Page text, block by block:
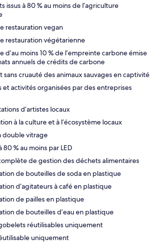
issus à 80 % au moins de l’agriculture
restauration vegan
restauration végétarienne
d’au moins 10 % de l’empreinte carbone émise
annuels de crédits de carbone
sans cruauté des animaux sauvages en captivité
et activités organisées par des entreprises
d’artistes locaux
à la culture et à l’écosystème locaux
double vitrage
80 % au moins par LED
de gestion des déchets alimentaires
de bouteilles de soda en plastique
d’agitateurs à café en plastique
de pailles en plastique
de bouteilles d’eau en plastique
réutilisables uniquement
uniquement